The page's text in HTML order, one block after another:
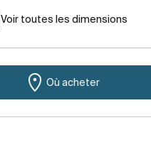
Voir toutes les dimensions
Où acheter